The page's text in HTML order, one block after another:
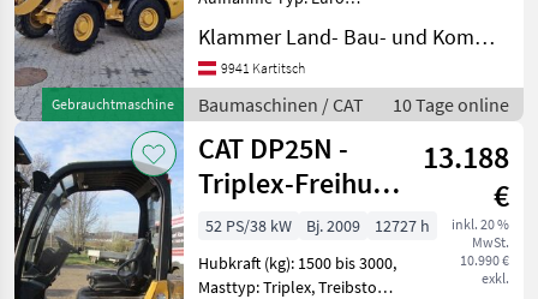
Gebrauchtmaschine
Landmaschine:
Hydrostatgetriebe, hydr.
Geräteverriegelung, Kabine,
Klimaanlage,
Schnellwechselrahmen,
Zugmaul, Z
Klammer Land- Bau- und Kommunaltechnik
9941 Kartitsch
Baumaschinen / CAT 10 Tage online
CAT DP25N -
Triplex-Freihub
5,6m +
Seitenschieber
13.188
€
inkl. 20 %
MwSt.
10.990 €
exkl.
52 PS/38 kW Bj. 2009
12727 h
Hubkraft (kg): 1500 bis 3000,
Masttyp: Triplex, Treibstoff: